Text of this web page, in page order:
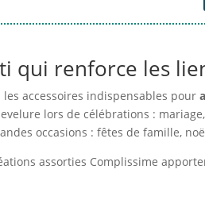
qui renforce les
accessoires indispensables pour
lors de célébrations :
occasions : fêtes de famille,
assorties Complissime